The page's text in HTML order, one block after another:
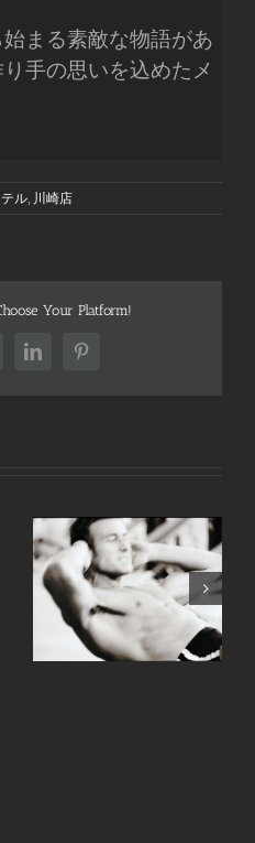
まる素敵な物語があ
手の思いを込めたメ
ル 川崎店
Your Platform!
LinkedInPinterest
手ピカジェルととうも
ろこし